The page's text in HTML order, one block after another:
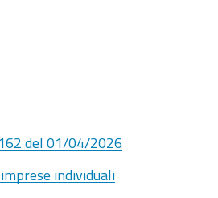
del 01/04/2026
individuali